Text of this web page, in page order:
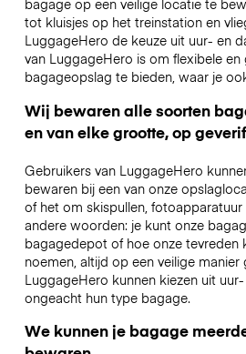
bagage op een veilige locatie te
tot kluisjes op het treinstation en
LuggageHero de keuze uit uur- en
van LuggageHero is om flexibele
bagageopslag te bieden, waar je
Wij bewaren alle soorten
en van elke grootte, op
Gebruikers van LuggageHero
bewaren bij een van onze
of het om skispullen,
andere woorden: je kunt onze
bagagedepot of hoe onze tevreden
noemen, altijd op een veilige manier
LuggageHero kunnen kiezen uit
ongeacht hun type bagage.
We kunnen je bagage